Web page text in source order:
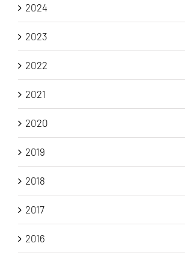
2024
2023
2022
2021
2020
2019
2018
2017
2016